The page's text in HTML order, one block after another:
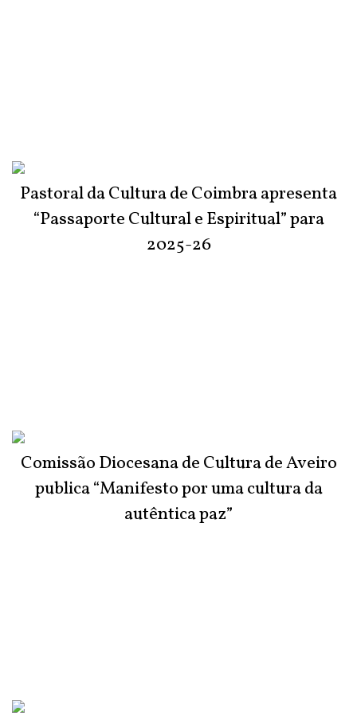
Pastoral da Cultura de Coimbra apresenta
“Passaporte Cultural e Espiritual” para
2025-26
Comissão Diocesana de Cultura de Aveiro
publica “Manifesto por uma cultura da
autêntica paz”